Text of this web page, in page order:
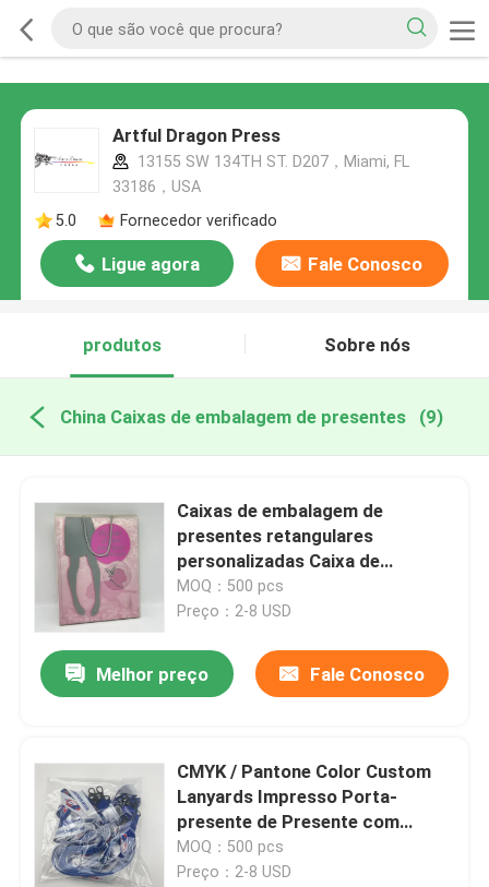
Artful Dragon Press
13155 SW 134TH ST. D207，Miami, FL
33186，USA
5.0
Fornecedor verificado
Ligue agora Fale Conosco
produtos Sobre nós
China Caixas de embalagem de presentes (9)
Caixas de embalagem de
presentes retangulares
personalizadas Caixa de
embalagem de presentes Gloss /
Laminado fosco
MOQ：500 pcs
Preço：2-8 USD
Melhor preço Fale Conosco
CMYK / Pantone Color Custom
Lanyards Impresso Porta-
presente de Presente com
Garrafa de Faixa
MOQ：500 pcs
Preço：2-8 USD